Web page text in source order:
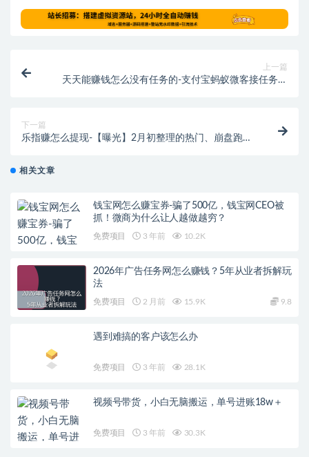
上一篇
天天能赚钱怎么没有任务的-支付宝蚂蚁微客接任务赚
下一篇
乐指赚怎么提现-【曝光】2月初整理的热门、崩盘跑
相关文章
钱宝网怎么赚宝券-骗了500亿，钱宝网CEO被
抓！微商为什么让人越做越穷？
免费项目 3 年前 10.2K
2026年广告任务网怎么赚钱？5年从业者拆解玩
法
免费项目 2 月前 15.9K 9.8
遇到难搞的客户该怎么办
免费项目 3 年前 28.1K
视频号带货，小白无脑搬运，单号进账18w＋
免费项目 3 年前 30.3K